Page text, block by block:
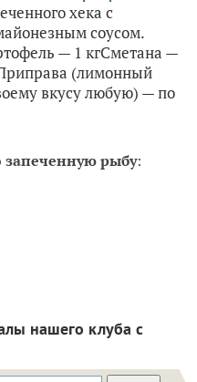
хека с
соусом.
— 1 кгСметана —
(лимонный
вкусу любую) — по
запеченную рыбу:
нашего клуба с